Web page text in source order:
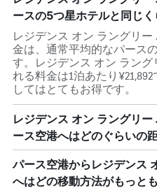
ースの5つ星ホテルと同じく
レジデンス オン ラングリ
金は、通常平均的なパース
す。レジデンス オン ラン
れる料金は1泊あたり
してはとてもお得です。
レジデンス オン ラングリ
ース空港へはどのぐらいの
パース空港からレジデンス
へはどの移動方法がもっと